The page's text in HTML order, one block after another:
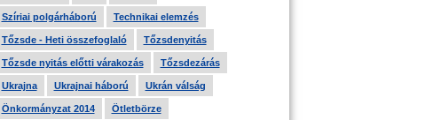
Szíriai polgárháború Technikai elemzés
Tőzsde - Heti összefoglaló Tőzsdenyitás
Tőzsde nyitás előtti várakozás Tőzsdezárás
Ukrajna Ukrajnai háború Ukrán válság
Önkormányzat 2014 Ötletbörze